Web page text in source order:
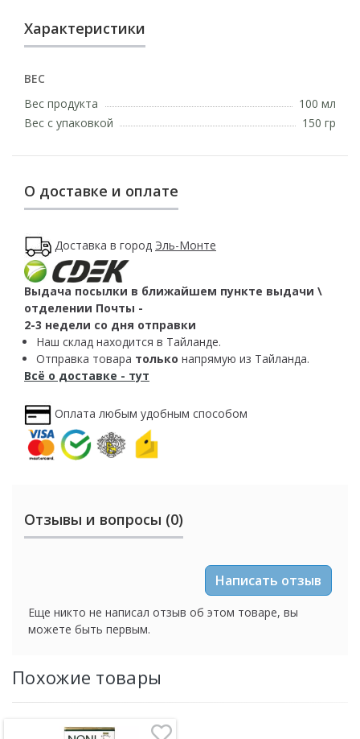
Характеристики
ВЕС
Вес продукта
100 мл
Вес с упаковкой
150 гр
О доставке и оплате
Доставка в город Эль-Монте
Выдача посылки в ближайшем пункте выдачи \
отделении Почты -
2-3 недели со дня отправки
Наш склад находится в Тайланде.
Отправка товара только напрямую из Тайланда.
Всё о доставке - тут
Оплата любым удобным способом
Отзывы и вопросы (0)
Написать отзыв
Еще никто не написал отзыв об этом товаре, вы
можете быть первым.
Похожие товары